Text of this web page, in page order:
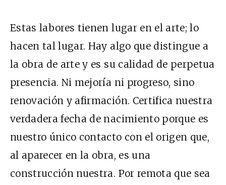
Estas labores tienen lugar en el arte; lo
hacen tal lugar. Hay algo que distingue a
la obra de arte y es su calidad de perpetua
presencia. Ni mejoría ni progreso, sino
renovación y afirmación. Certifica nuestra
verdadera fecha de nacimiento porque es
nuestro único contacto con el origen que,
al aparecer en la obra, es una
construcción nuestra. Por remota que sea